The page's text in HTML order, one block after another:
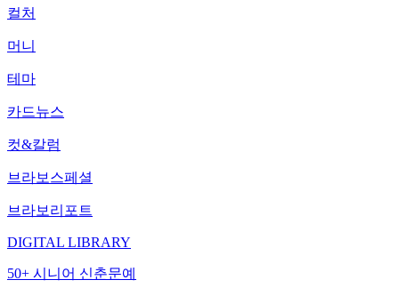
컬처
머니
테마
카드뉴스
컷&칼럼
브라보스페셜
브라보리포트
DIGITAL LIBRARY
50+ 시니어 신춘문예